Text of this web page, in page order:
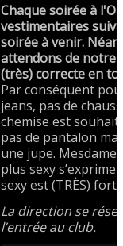
Chaque soirée à
vestimentaires
soirée à venir.
attendons de notre
(très) correcte en
Par conséquent
jeans, pas de
chemise est
pas de pantalon
une jupe.
plus sexy
sexy est (TRÈS)
La direction se
l’entrée au club.